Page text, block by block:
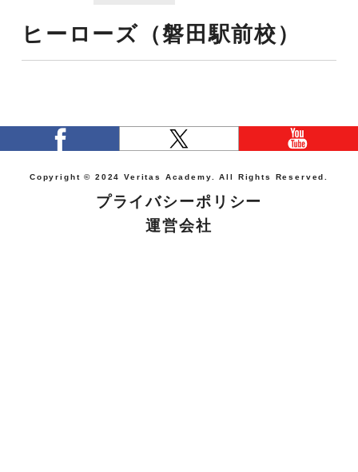
ヒーローズ（磐田駅前校）
Copyright © 2024 Veritas Academy. All Rights Reserved.
プライバシーポリシー
運営会社